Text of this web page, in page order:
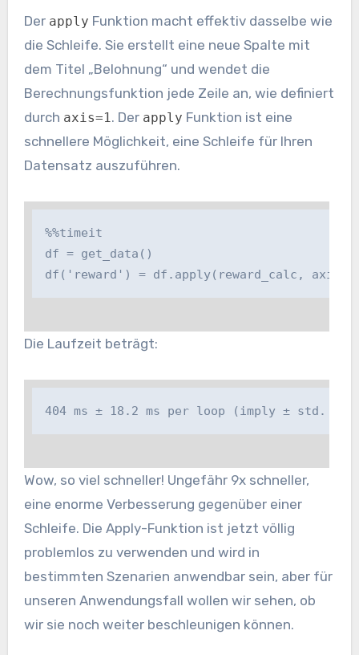
Der apply Funktion macht effektiv dasselbe wie
die Schleife. Sie erstellt eine neue Spalte mit
dem Titel „Belohnung“ und wendet die
Berechnungsfunktion jede Zeile an, wie definiert
durch axis=1. Der apply Funktion ist eine
schnellere Möglichkeit, eine Schleife für Ihren
Datensatz auszuführen.
%%timeit
df = get_data()
df('reward') = df.apply(reward_calc,
Die Laufzeit beträgt:
404 ms ± 18.2 ms per loop (imply ± std.
Wow, so viel schneller! Ungefähr 9x schneller,
eine enorme Verbesserung gegenüber einer
Schleife. Die Apply-Funktion ist jetzt völlig
problemlos zu verwenden und wird in
bestimmten Szenarien anwendbar sein, aber für
unseren Anwendungsfall wollen wir sehen, ob
wir sie noch weiter beschleunigen können.